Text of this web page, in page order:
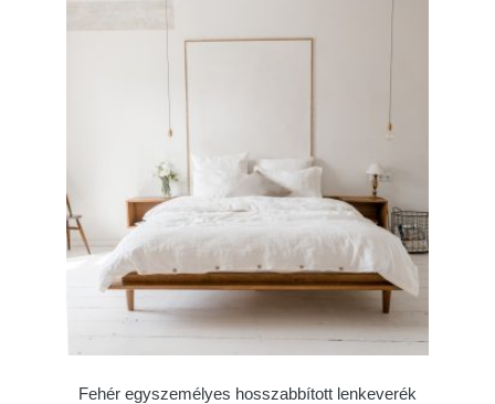
Fehér egyszemélyes hosszabbított lenkeverék